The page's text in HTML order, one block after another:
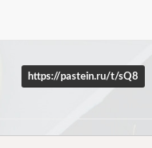
https://pastein.ru/t/sQ8